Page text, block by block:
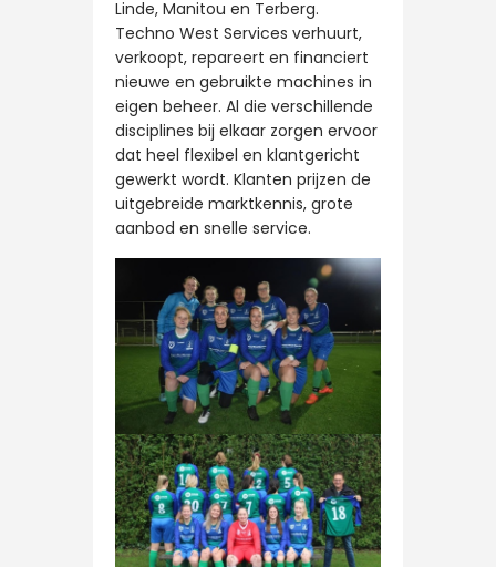
Linde, Manitou en Terberg.
Techno West Services verhuurt,
verkoopt, repareert en financiert
nieuwe en gebruikte machines in
eigen beheer. Al die verschillende
disciplines bij elkaar zorgen ervoor
dat heel flexibel en klantgericht
gewerkt wordt. Klanten prijzen de
uitgebreide marktkennis, grote
aanbod en snelle service.